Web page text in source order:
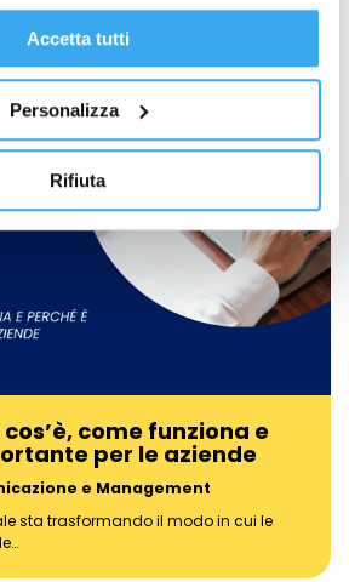
Accetta tutti
Personalizza
Rifiuta
come funziona e
per le aziende
e Management
sta trasformando il modo in cui le